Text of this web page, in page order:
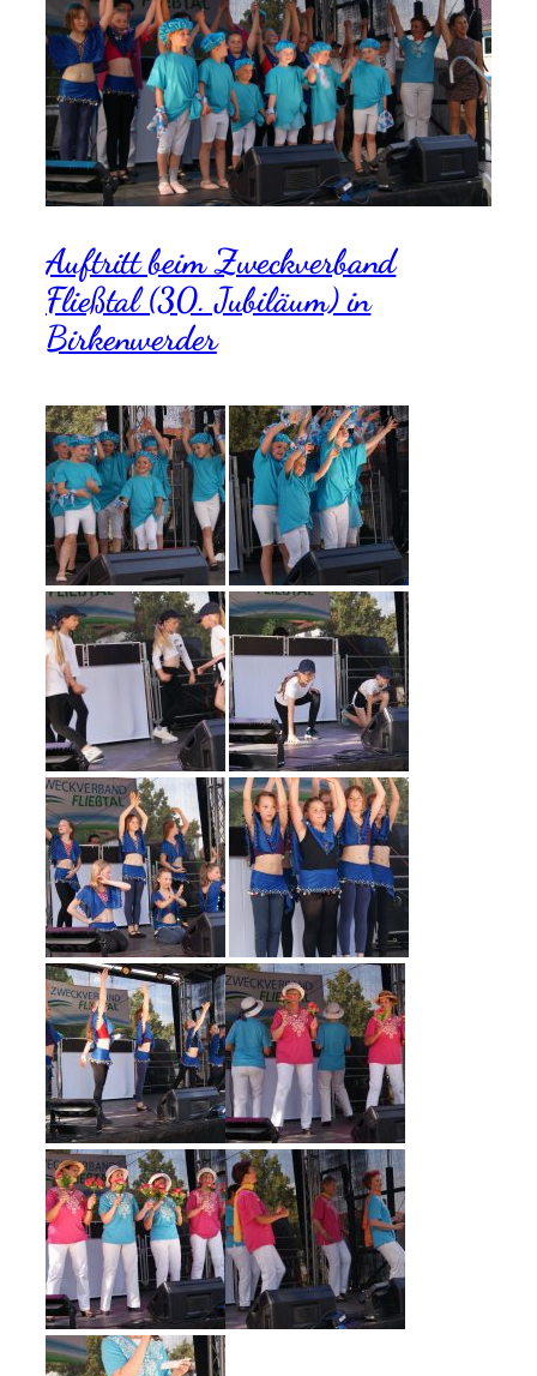
Auftritt beim Zweckverband
Fließtal (30. Jubiläum) in
Birkenwerder